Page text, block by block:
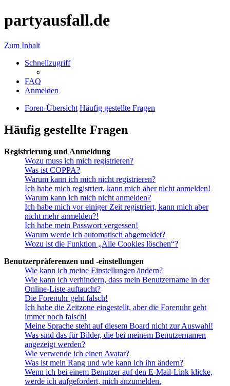
partyausfall.de
Zum Inhalt
Schnellzugriff
FAQ
Anmelden
Foren-Übersicht Häufig gestellte Fragen
Häufig gestellte Fragen
Registrierung und Anmeldung
Wozu muss ich mich registrieren?
Was ist COPPA?
Warum kann ich mich nicht registrieren?
Ich habe mich registriert, kann mich aber nicht anmelden!
Warum kann ich mich nicht anmelden?
Ich habe mich vor einiger Zeit registriert, kann mich aber
nicht mehr anmelden?!
Ich habe mein Passwort vergessen!
Warum werde ich automatisch abgemeldet?
Wozu ist die Funktion „Alle Cookies löschen“?
Benutzerpräferenzen und -einstellungen
Wie kann ich meine Einstellungen ändern?
Wie kann ich verhindern, dass mein Benutzername in der
Online-Liste auftaucht?
Die Forenuhr geht falsch!
Ich habe die Zeitzone eingestellt, aber die Forenuhr geht
immer noch falsch!
Meine Sprache steht auf diesem Board nicht zur Auswahl!
Was sind das für Bilder, die bei meinem Benutzernamen
angezeigt werden?
Wie verwende ich einen Avatar?
Was ist mein Rang und wie kann ich ihn ändern?
Wenn ich bei einem Benutzer auf den E-Mail-Link klicke,
werde ich aufgefordert, mich anzumelden.